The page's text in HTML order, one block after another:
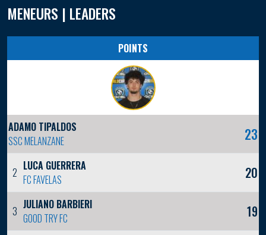
MENEURS | LEADERS
POINTS
ADAMO TIPALDOS
SSC MELANZANE
23
2 LUCA GUERRERA
FC FAVELAS
20
3 JULIANO BARBIERI
GOOD TRY FC
19